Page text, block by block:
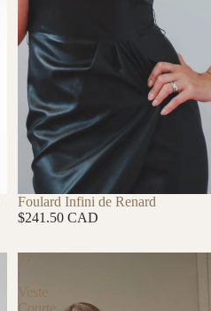
Foulard Infini de Renard
$241.50 CAD
77
Veste